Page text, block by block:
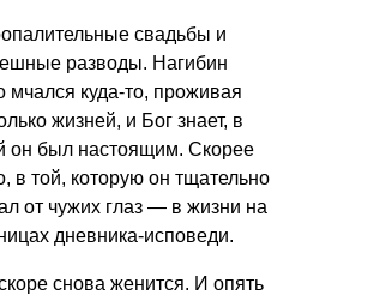
свадьбы и
разводы. Нагибин
мчался куда-то, проживая
жизней, и Бог знает, в
он был настоящим. Скорее
в той, которую он тщательно
от чужих глаз — в жизни на
дневника-исповеди.
снова женится. И опять